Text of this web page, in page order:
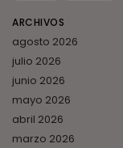
ARCHIVOS
agosto 2026
julio 2026
junio 2026
mayo 2026
abril 2026
marzo 2026